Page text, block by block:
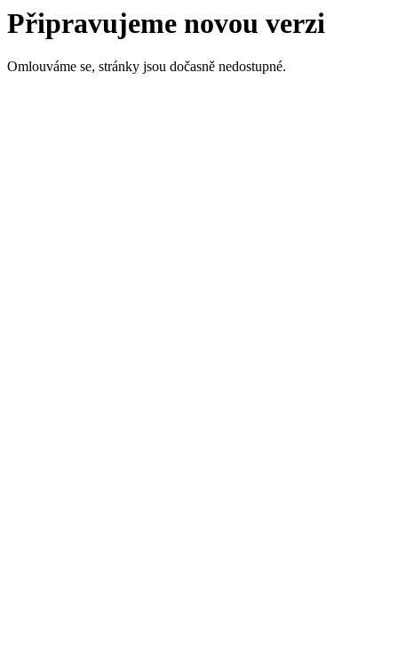
Připravujeme novou verzi
Omlouváme se, stránky jsou dočasně nedostupné.